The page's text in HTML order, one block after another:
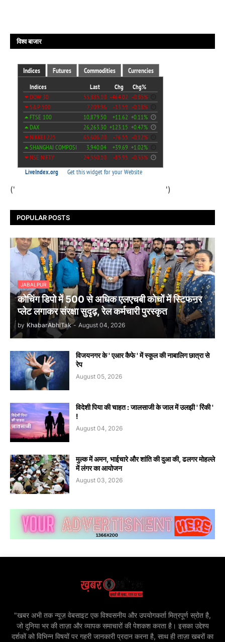
विश्व बाजार
(' ')
POPULAR POSTS
JABALPUR
कोचिंग डिपो में 500 से अधिक एलएचबी कोचों में स्टिफऩर
प्लेट लगाकर संरक्षा सुदृढ़, रेल कर्मचारी पुरस्कृत
by KhabarAbhiTak - August 04, 2026
विजयनगर के ' एआर कैफे ' में स्कूल की नाबालिग छात्रा से
रेप
August 05, 2026
विदेशी पिया की चाहत : जालसाजी के जाल में उलझी ' रिंकी '
!
August 04, 2026
मुल्क में अमन, भाईचारे और शांति की दुआ की, ढलगर मोहल्ले
में लंगर का आयोजन
August 03, 2026
"खबर अभी तक न्यूज़ वेबसाइट एक विश्वसनीय और उपयोगकर्ता मित्रपूर्ण स्रोत है,
जो दुनिया भर की ताज़ा और व्यापक समाचारों की पेशकश करता है। इसका उद्देश्य
दर्शकों को विभिन्न विषयों पर गहरी जानकारी प्रदान करना है, साथ ही ताज़ा खबरों का